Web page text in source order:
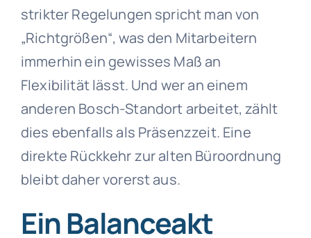
strikter Regelungen spricht man von
„Richtgrößen“, was den Mitarbeitern
immerhin ein gewisses Maß an
Flexibilität lässt. Und wer an einem
anderen Bosch-Standort arbeitet, zählt
dies ebenfalls als Präsenzzeit. Eine
direkte Rückkehr zur alten Büroordnung
bleibt daher vorerst aus.
Ein Balanceakt